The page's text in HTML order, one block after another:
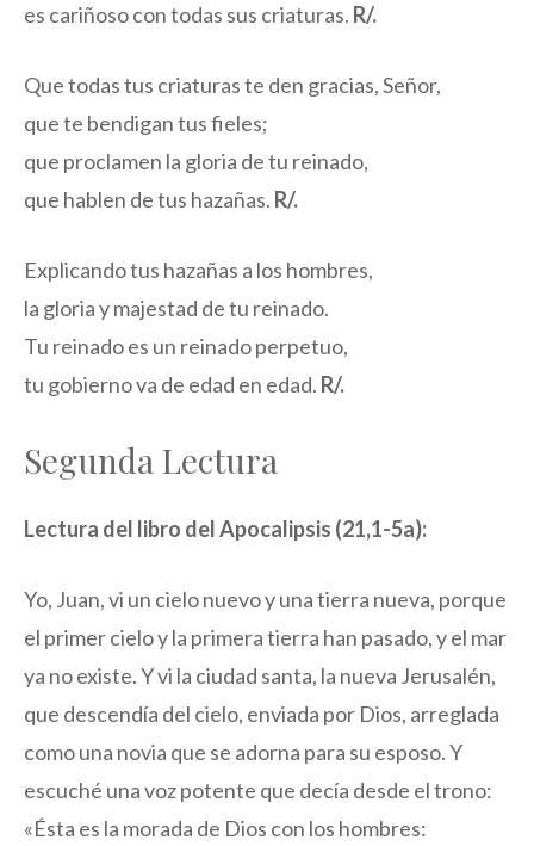
es cariñoso con todas sus criaturas. R/.
Que todas tus criaturas te den gracias, Señor,
que te bendigan tus fieles;
que proclamen la gloria de tu reinado,
que hablen de tus hazañas. R/.
Explicando tus hazañas a los hombres,
la gloria y majestad de tu reinado.
Tu reinado es un reinado perpetuo,
tu gobierno va de edad en edad. R/.
Segunda Lectura
Lectura del libro del Apocalipsis (21,1-5a):
Yo, Juan, vi un cielo nuevo y una tierra nueva, porque
el primer cielo y la primera tierra han pasado, y el mar
ya no existe. Y vi la ciudad santa, la nueva Jerusalén,
que descendía del cielo, enviada por Dios, arreglada
como una novia que se adorna para su esposo. Y
escuché una voz potente que decía desde el trono:
«Ésta es la morada de Dios con los hombres: